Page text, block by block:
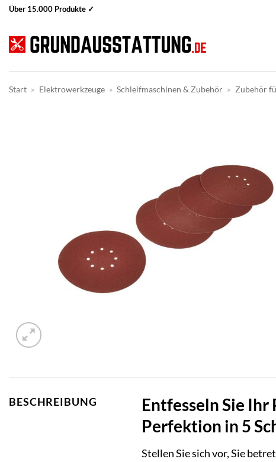
Zum
springen
Über 15.000 Produkte ✓
Start » Elektrowerkzeuge » Schleifmaschinen & Zubehör » Zubehör
BESCHREIBUNG
Entfesseln Sie
Perfektion in 5
Stellen Sie sich vor, Sie